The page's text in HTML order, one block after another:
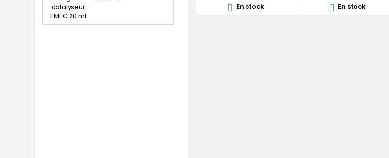
 En stock
deux embouts triangulaires
de soudage.
 En stock